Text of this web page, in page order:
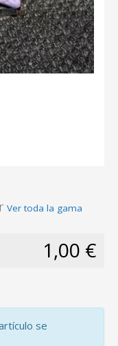
Ver toda la gama
1,00 €
se